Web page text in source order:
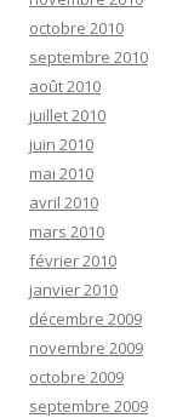
octobre 2010
septembre 2010
août 2010
juillet 2010
juin 2010
mai 2010
avril 2010
mars 2010
février 2010
janvier 2010
décembre 2009
novembre 2009
octobre 2009
septembre 2009